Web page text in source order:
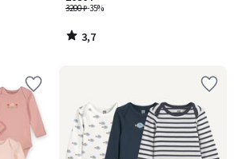
3200 ₽-35%
3,7
/